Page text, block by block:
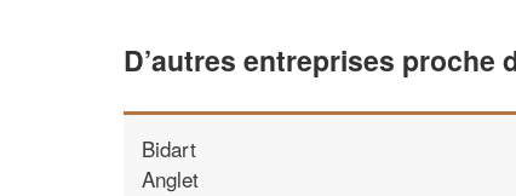
D’autres entreprises proche
Bidart
Anglet